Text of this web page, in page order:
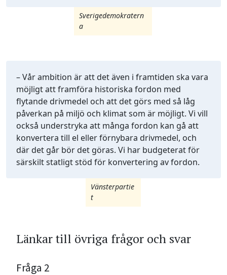
Sverigedemokratern
a
Vänsterpartie
t
– Vår ambition är att det även i framtiden ska vara
möjligt att framföra historiska fordon med
flytande drivmedel och att det görs med så låg
påverkan på miljö och klimat som är möjligt. Vi vill
också understryka att många fordon kan gå att
konvertera till el eller förnybara drivmedel, och
där det går bör det göras. Vi har budgeterat för
särskilt statligt stöd för konvertering av fordon.
Länkar till övriga frågor och svar
Fråga 2